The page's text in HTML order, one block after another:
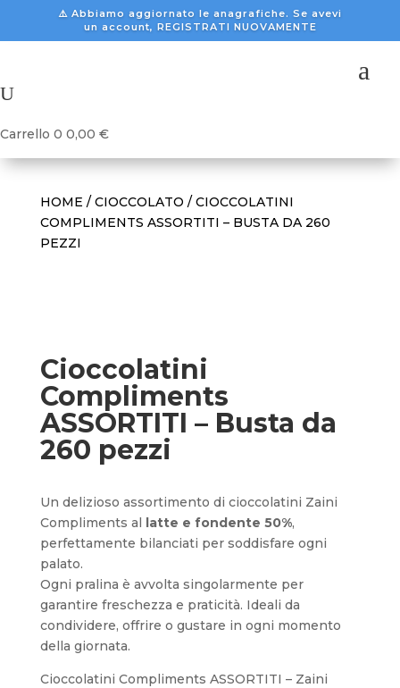
⚠️ Abbiamo aggiornato le anagrafiche. Se avevi
un account, REGISTRATI NUOVAMENTE
a
U
Carrello 0 0,00 €
HOME / CIOCCOLATO / CIOCCOLATINI
COMPLIMENTS ASSORTITI – BUSTA DA 260
PEZZI
Cioccolatini
Compliments
ASSORTITI – Busta da
260 pezzi
Un delizioso assortimento di cioccolatini Zaini
Compliments al latte e fondente 50%,
perfettamente bilanciati per soddisfare ogni
palato.
Ogni pralina è avvolta singolarmente per
garantire freschezza e praticità. Ideali da
condividere, offrire o gustare in ogni momento
della giornata.
Cioccolatini Compliments ASSORTITI – Zaini